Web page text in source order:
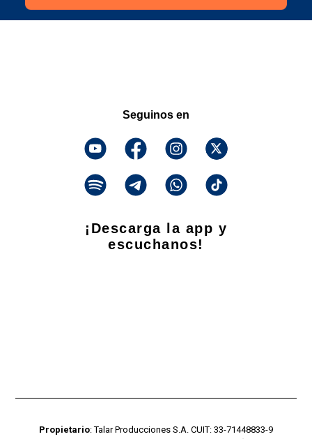
Seguinos en
¡Descarga la app y
escuchanos!
Propietario: Talar Producciones S.A. CUIT: 33-71448833-9